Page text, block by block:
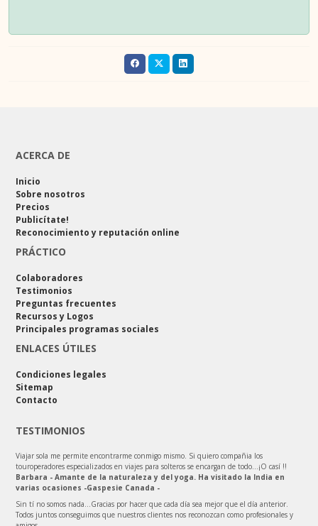
ACERCA DE
Inicio
Sobre nosotros
Precios
Publicítate!
Reconocimiento y reputación online
PRÁCTICO
Colaboradores
Testimonios
Preguntas frecuentes
Recursos y Logos
Principales programas sociales
ENLACES ÚTILES
Condiciones legales
Sitemap
Contacto
TESTIMONIOS
Viajar sola me permite encontrarme conmigo mismo. Si quiero compañia los
touroperadores especializados en viajes para solteros se encargan de todo…¡O casí !!
Barbara - Amante de la naturaleza y del yoga. Ha visitado la India en
varias ocasiones -Gaspesie Canada -
Sin tí no somos nada…Gracias por hacer que cada día sea mejor que el día anterior.
Todos juntos conseguimos que nuestros clientes nos reconozcan como profesionales y